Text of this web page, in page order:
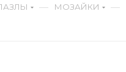
— МОЗАЙКИ —